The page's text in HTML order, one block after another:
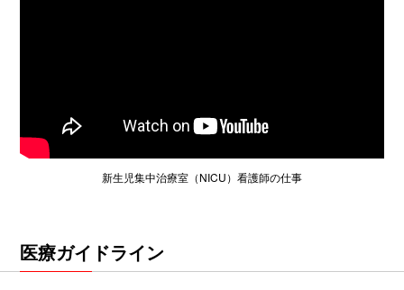
新生児集中治療室（NICU）看護師の仕事
医療ガイドライン